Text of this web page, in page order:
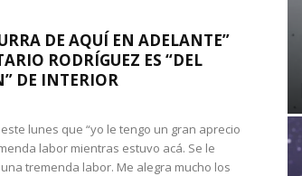
DE AQUÍ EN ADELANTE”
RODRÍGUEZ ES “DEL
DE INTERIOR
lunes que “yo le tengo un gran aprecio
labor mientras estuvo acá. Se le
tremenda labor. Me alegra mucho los